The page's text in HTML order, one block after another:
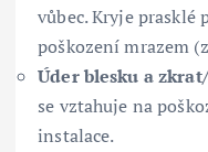
vůbec. Kryje
poškození mrazem
Úder blesku a
se vztahuje na
instalace.